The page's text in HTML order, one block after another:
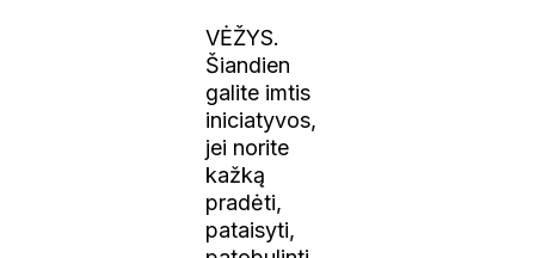
VĖŽYS.
Šiandien
galite imtis
iniciatyvos,
jei norite
kažką
pradėti,
pataisyti,